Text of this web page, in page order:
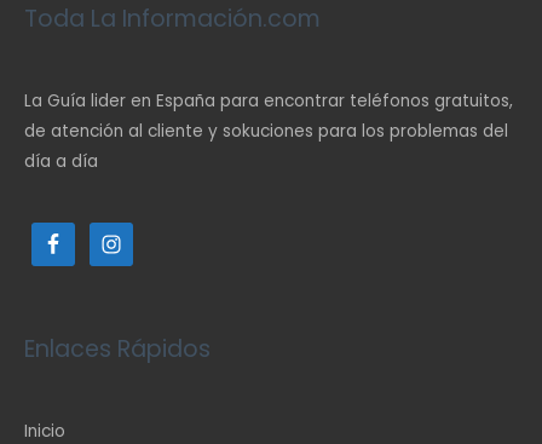
Toda La Información.com
La Guía lider en España para encontrar teléfonos gratuitos,
de atención al cliente y sokuciones para los problemas del
día a día
Enlaces Rápidos
Inicio